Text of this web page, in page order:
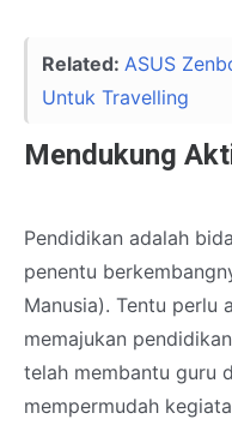
Related: ASUS
Untuk Travelling
Mendukung
Pendidikan adalah
penentu
Manusia). Tentu perlu
memajukan
telah membantu guru
mempermudah